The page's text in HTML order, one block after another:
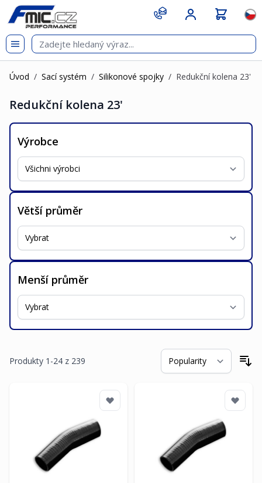
Přejít na obsah
git s
Úvod / Sací systém / Silikonové spojky / Redukční kolena 23'
Redukční kolena 23'
Výrobce
Větší průměr
Menší průměr
Produkty 1 -24 z 239